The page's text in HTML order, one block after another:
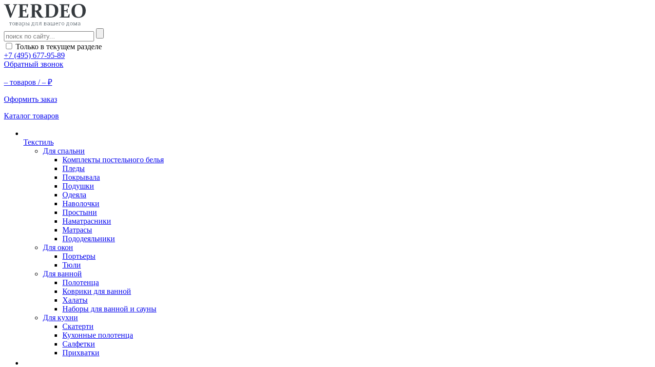
Только в текущем разделе
+7 (495) 677-95-89
Обратный звонок
– товаров /– ₽
Оформить заказ
Каталог товаров
Текстиль
Для спальни
Комплекты постельного белья
Пледы
Покрывала
Подушки
Одеяла
Наволочки
Простыни
Наматрасники
Матрасы
Пододеяльники
Для окон
Портьеры
Тюли
Для ванной
Полотенца
Коврики для ванной
Халаты
Наборы для ванной и сауны
Для кухни
Скатерти
Кухонные полотенца
Салфетки
Прихватки